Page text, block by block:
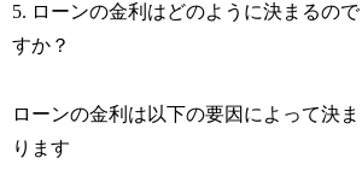
5. ローンの金利はどのように決まるので
すか？
ローンの金利は以下の要因によって決ま
ります